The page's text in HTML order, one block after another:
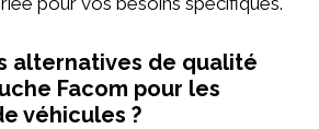
alternatives de qualité
Facom pour les
véhicules ?